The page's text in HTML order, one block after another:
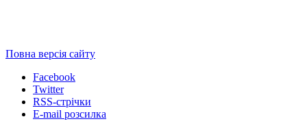
Повна версія сайту
Facebook
Twitter
RSS-стрічки
E-mail розсилка